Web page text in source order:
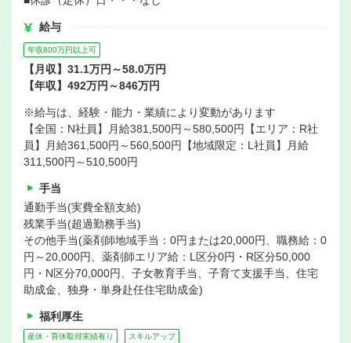
給与
年収800万円以上可
【月収】31.1万円～58.0万円
【年収】492万円～846万円
※給与は、経験・能力・業績により変動があります
【全国：N社員】月給381,500円～580,500円【エリア：R社
員】月給361,500円～560,500円【地域限定：L社員】月給
311,500円～510,500円
手当
通勤手当(実費全額支給)
残業手当(超過勤務手当)
その他手当(薬剤師地域手当：0円または20,000円、職務給：0
円～20,000円、薬剤師エリア給：L区分0円・R区分50,000
円・N区分70,000円、子女教育手当、子育て支援手当、住宅
助成金、独身・単身赴任住宅助成金)
福利厚生
産休・育休取得実績有り スキルアップ